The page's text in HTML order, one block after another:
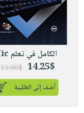
الكامل في تعلم Mic
14.25$
15.00$
أضف إلى الطلبية